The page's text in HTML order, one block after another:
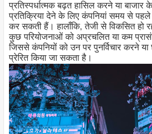
प्रतिस्पर्धात्मक बढ़त हासिल करने या बाजार
प्रतिक्रिया देने के लिए कंपनियां समय से पहले
कर सकती हैं। हालाँकि, तेजी से विकसित हो
कुछ परियोजनाओं को अप्रचलित या कम
जिससे कंपनियों को उन पर पुनर्विचार करने
प्रेरित किया जा सकता है।